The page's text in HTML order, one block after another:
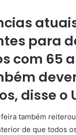
para
com 65
disse o
também
de que todos